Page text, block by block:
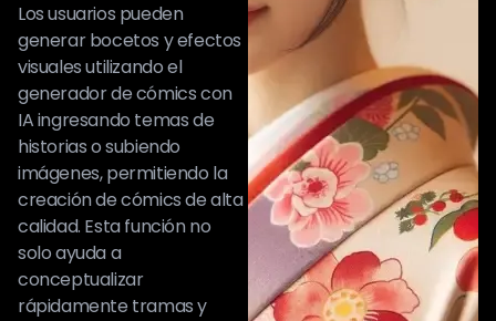
Los usuarios pueden
generar bocetos y efectos
visuales utilizando el
generador de cómics con
IA ingresando temas de
historias o subiendo
imágenes, permitiendo la
creación de cómics de alta
calidad. Esta función no
solo ayuda a
conceptualizar
rápidamente tramas y